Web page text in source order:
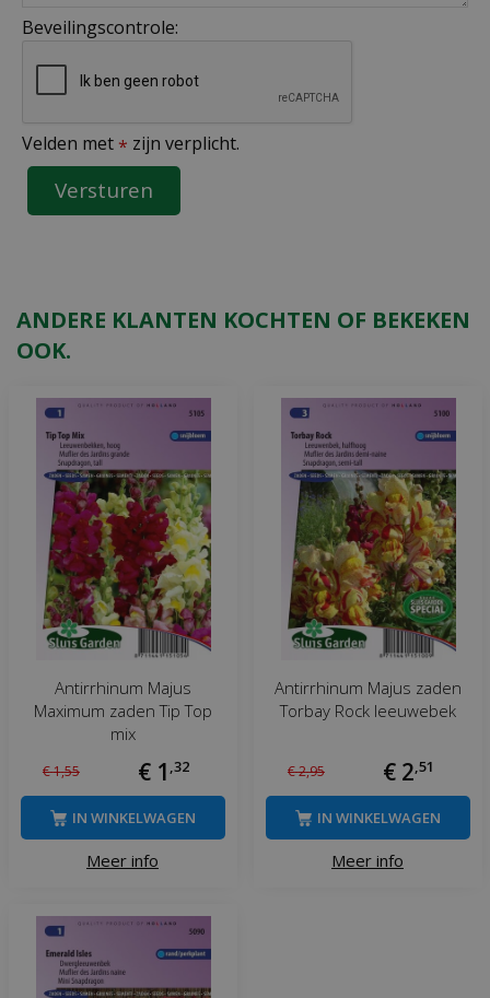
Beveilingscontrole:
Velden met * zijn verplicht.
ANDERE KLANTEN KOCHTEN OF BEKEKEN
OOK.
Antirrhinum Majus
Maximum zaden Tip Top
mix
€1,55 € 1 ,32
Meer info
IN WINKELWAGEN
Antirrhinum Majus zaden
Torbay Rock leeuwebek
€2,95 € 2,51
Meer info
IN WINKELWAGEN